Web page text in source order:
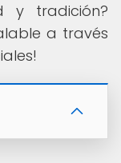
y tradición?
a través